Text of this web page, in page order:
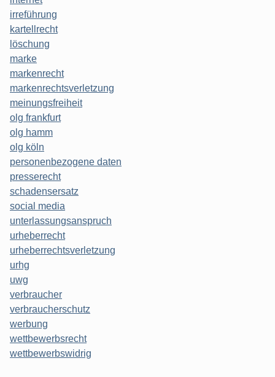
irreführung
kartellrecht
löschung
marke
markenrecht
markenrechtsverletzung
meinungsfreiheit
olg frankfurt
olg hamm
olg köln
personenbezogene daten
presserecht
schadensersatz
social media
unterlassungsanspruch
urheberrecht
urheberrechtsverletzung
urhg
uwg
verbraucher
verbraucherschutz
werbung
wettbewerbsrecht
wettbewerbswidrig